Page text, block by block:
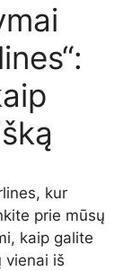
kur
prie mūsų
kaip galite
vienai iš